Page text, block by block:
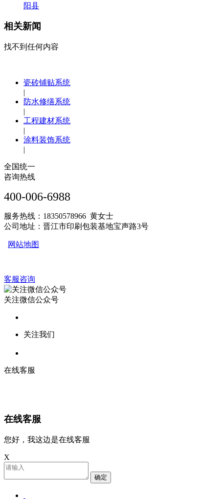
阳县
相关新闻
找不到任何内容
瓷砖铺贴系统
|
防水修缮系统
|
工程建材系统
|
涂料装饰系统
|
全国统一
咨询热线
400-006-6988
服务热线：18350578966 黄女士
公司地址：晋江市印刷包装基地宝声路3号
网站地图
客服咨询
关注微信公众号
关注我们
在线客服
在线客服
您好，我这边是在线客服
X
确定